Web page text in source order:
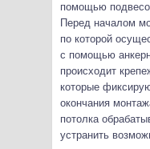
помощью
Перед началом
по которой
с помощью
происходит
которые
окончания
потолка
устранить